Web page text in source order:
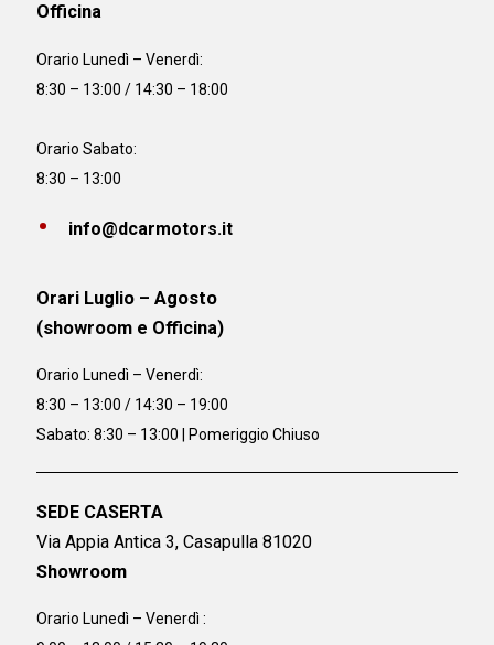
Officina
Orario Lunedì – Venerdì:
8:30 – 13:00 / 14:30 – 18:00
Orario Sabato:
8:30 – 13:00
info@dcarmotors.it
Orari Luglio – Agosto
(showroom e Officina)
Orario Lunedì – Venerdì:
8:30 – 13:00 / 14:30 – 19:00
Sabato: 8:30 – 13:00 | Pomeriggio Chiuso
SEDE CASERTA
Via Appia Antica 3, Casapulla 81020
Showroom
Orario Lunedì – Venerdì :